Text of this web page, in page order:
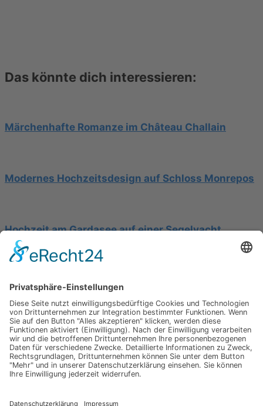
Das könnte dich interessieren:
Märchenhafte Romanze im Château Challain
Modernes Hochzeitsdesign auf Schloss Monrepos
Hochzeit am Gardasee auf einer Segelyacht
Impressum
Werbung
About
Einsendung
AGB
Datenschutzerklärung
Impressum